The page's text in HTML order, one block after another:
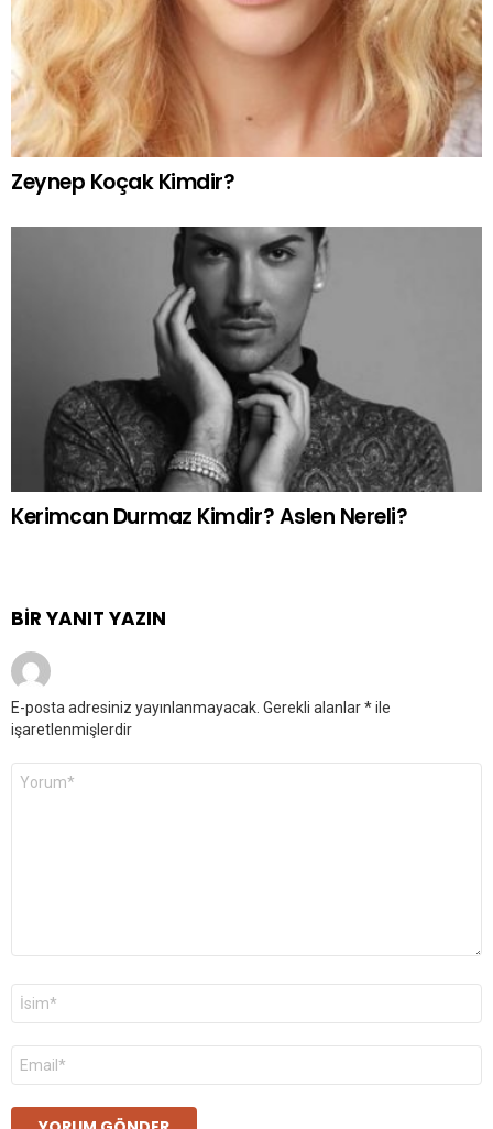
Zeynep Koçak Kimdir?
Kerimcan Durmaz Kimdir? Aslen Nereli?
BIR YANIT YAZIN
E-posta adresiniz yayınlanmayacak. Gerekli alanlar*ile
işaretlenmişlerdir
Yorum
Ad
E-
posta
*